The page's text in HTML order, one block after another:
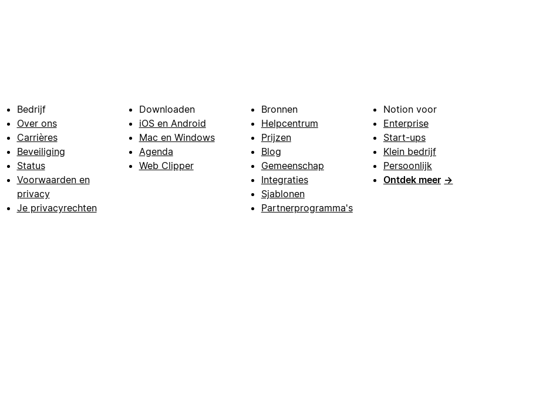
Bedrijf
Over ons
Carrières
Beveiliging
Status
Voorwaarden en
privacy
Je privacyrechten
Downloaden
iOS en Android
Mac en Windows
Agenda
Web Clipper
Bronnen
Helpcentrum
Prijzen
Blog
Gemeenschap
Integraties
Sjablonen
Partnerprogramma's
Notion voor
Enterprise
Start-ups
Klein bedrijf
Persoonlijk
Ontdek meer →